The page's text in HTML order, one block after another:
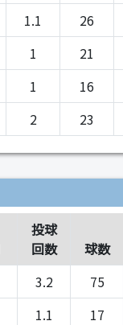
1.1 26
1 21
1 16
2 23
投球
回数
球数
3.2 75
1.1 17